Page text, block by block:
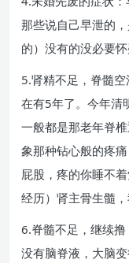
那些说自己早泄的
的）没有的没必要怀
5.肾精不足，脊髓
在有5年了。今年清
一般都是那老年脊
象那种钻心般的疼
屁股，疼的你睡不
经历）肾主骨生髓
6.脊髓不足，继续撸
没有脑脊液，大脑